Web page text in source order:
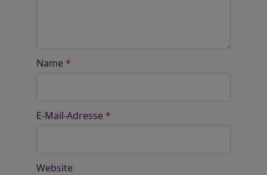
Name *
E-Mail-Adresse *
Website